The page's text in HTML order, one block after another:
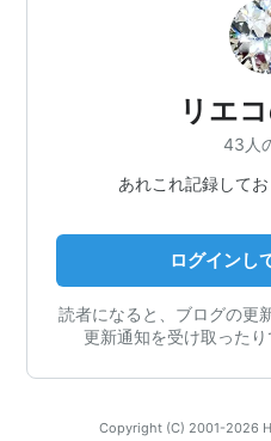
リエ
43人
あれこれ記録して
ログインし
読者になると、ブログの更
更新通知を受け取ったり
Copyright (C) 2001-2026